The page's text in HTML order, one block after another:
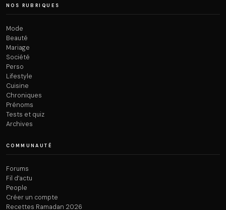
NOS RUBRIQUES
Mode
Beauté
Mariage
Société
Perso
Lifestyle
Cuisine
Chroniques
Prénoms
Tests et quiz
Archives
COMMUNAUTÉ
Forums
Fil d’actu
People
Créer un compte
Recettes Ramadan 2026